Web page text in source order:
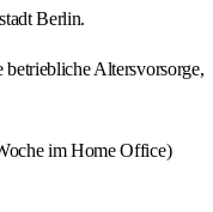
Berlin.
betriebliche Altersvorsorge,
im Home Office)